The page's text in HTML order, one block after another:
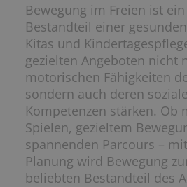
Bewegung im Freien ist
Bestandteil einer
Kitas und
gezielten Angeboten nicht
motorischen Fähigkeiten
sondern auch deren
Kompetenzen stärken. Ob
Spielen, gezieltem
spannenden Parcours –
Planung wird Bewegung
beliebten Bestandteil des